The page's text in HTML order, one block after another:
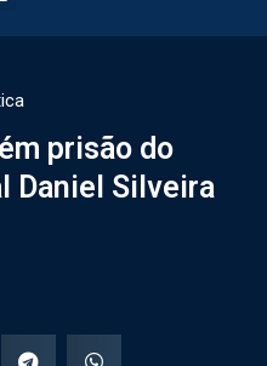
prisão do
Daniel Silveira